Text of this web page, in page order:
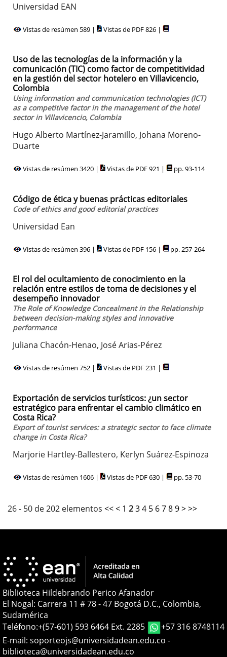
Universidad EAN
Vistas de resúmen 589 | Vistas de PDF 826 |
Uso de las tecnologías de la información y la
comunicación (TIC) como factor de competitividad
en la gestión del sector hotelero en Villavicencio,
Colombia
Using information and communication technologies (ICT)
as a competitive factor in the management of the hotel
sector in Villavicencio, Colombia
Hugo Alberto Martínez-Jaramillo, Johana Moreno-
Duarte
Vistas de resúmen 3420 | Vistas de PDF 921 | pp. 93-114
Código de ética y buenas prácticas editoriales
Code of ethics and good editorial practices
Universidad Ean
Vistas de resúmen 396 | Vistas de PDF 156 | pp. 257-264
El rol del ocultamiento de conocimiento en la
relación entre estilos de toma de decisiones y el
desempeño innovador
The Role of Knowledge Concealment in the Relationship
between decision-making styles and innovative
performance
Juliana Chacón-Henao, José Arias-Pérez
Vistas de resúmen 752 | Vistas de PDF 231 |
Exportación de servicios turísticos: ¿un sector
estratégico para enfrentar el cambio climático en
Costa Rica?
Export of tourist services: a strategic sector to face climate
change in Costa Rica?
Marjorie Hartley-Ballestero, Kerlyn Suárez-Espinoza
Vistas de resúmen 1606 | Vistas de PDF 630 | pp. 53-70
26 - 50 de 202 elementos <<< 1 234 5 6789>>>
Biblioteca Hildebrando Perico Afanador
El Nogal: Carrera 11 # 78 - 47 Bogotá D.C., Colombia,
Sudamérica
Teléfono:+(57-601) 593 6464 Ext. 2285
+57 316 8748114
E-mail: soporteojs@universidadean.edu.co -
biblioteca@universidadean.edu.co